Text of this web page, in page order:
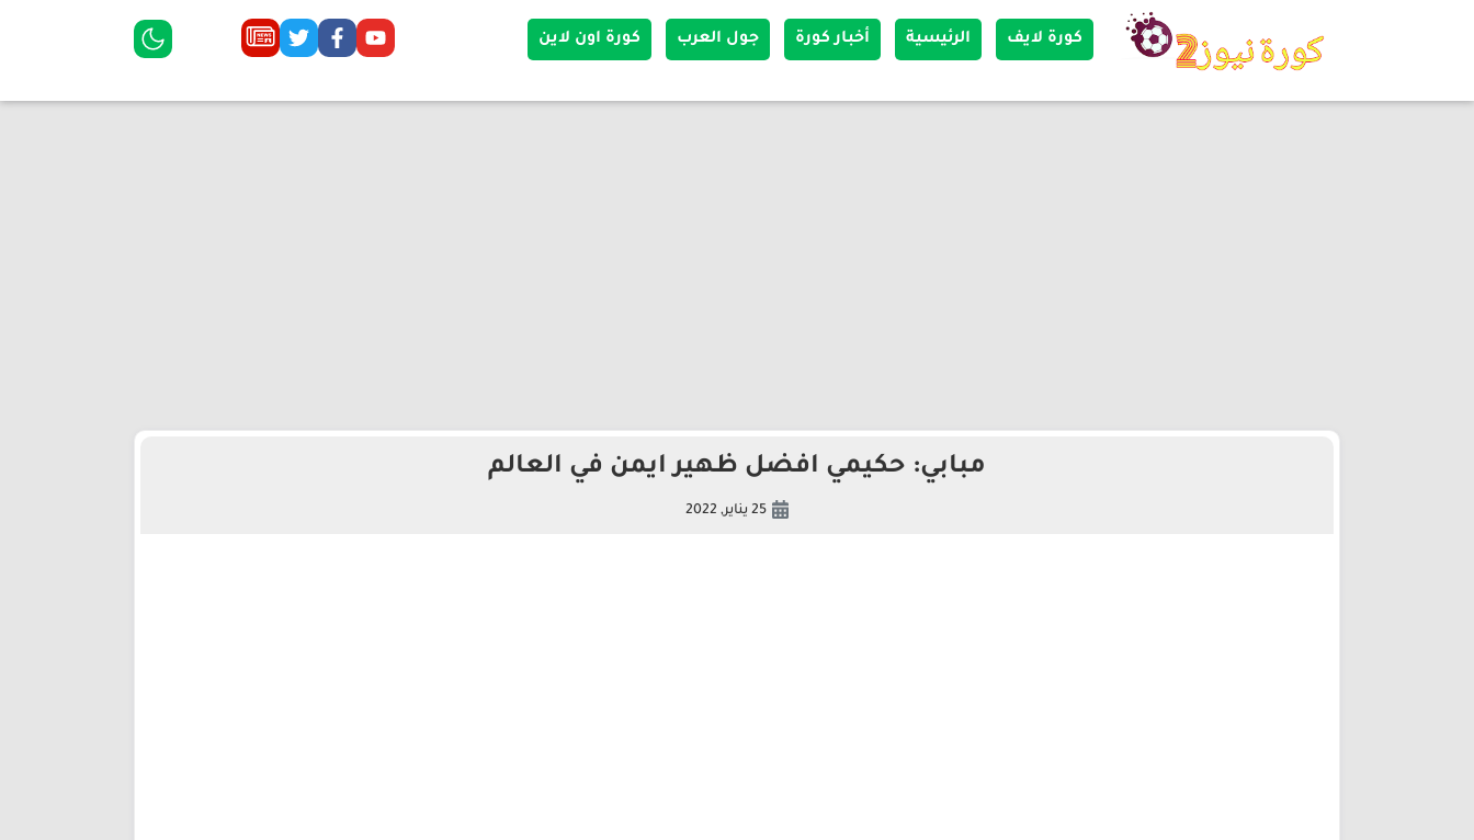
كورة لايف الرئيسية أخبار كورة جول العرب كورة اون لاين
مبابي: حكيمي افضل ظهير ايمن في العالم
25 يناير, 2022